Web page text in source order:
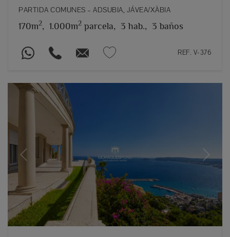
PARTIDA COMUNES – ADSUBIA, JÁVEA/XÀBIA
170m2, 1.000m2 parcela, 3 hab., 3 baños
REF. V-376
Previous Next